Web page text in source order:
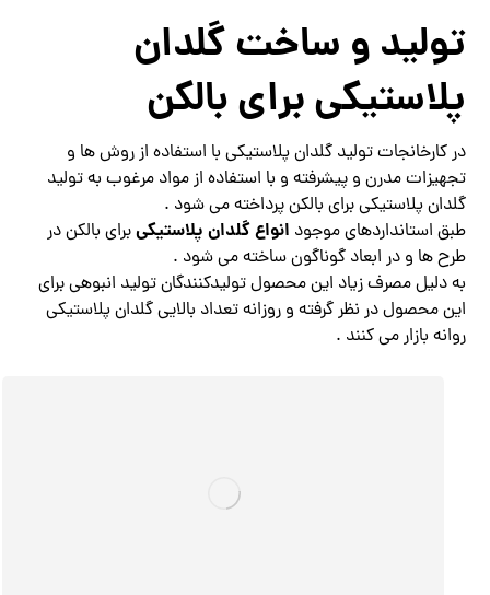
تولید و ساخت گلدان
پلاستیکی برای بالکن
در کارخانجات تولید گلدان پلاستیکی با استفاده از روش ها و
تجهیزات مدرن و پیشرفته و با استفاده از مواد مرغوب به تولید
گلدان پلاستیکی برای بالکن پرداخته می شود .
طبق استانداردهای موجود انواع گلدان پلاستیکیبرای بالکن در
طرح ها و در ابعاد گوناگون ساخته می شود .
به دلیل مصرف زیاد این محصول تولیدکنندگان تولید انبوهی برای
این محصول در نظر گرفته و روزانه تعداد بالایی گلدان پلاستیکی
روانه بازار می کنند .